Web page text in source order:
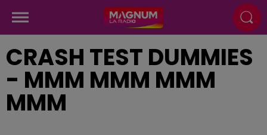
CRASH TEST DUMMIES
- MMM MMM MMM
MMM